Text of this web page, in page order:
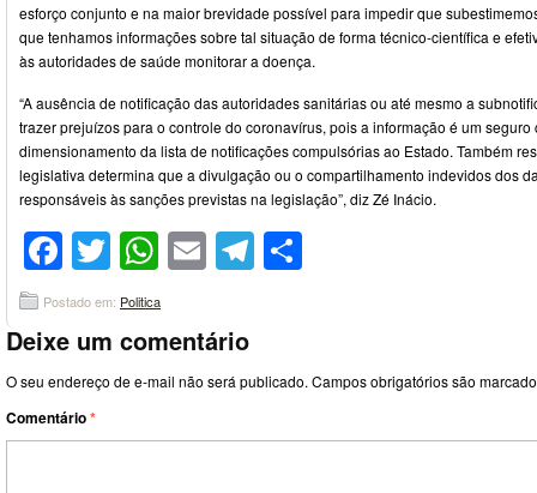
esforço conjunto e na maior brevidade possível para impedir que
que tenhamos informações sobre tal situação de forma técnico-científica e
às autoridades de saúde monitorar a doença.
“A ausência de notificação das autoridades sanitárias ou até mesmo a
trazer prejuízos para o controle do coronavírus, pois a informação é um
dimensionamento da lista de notificações compulsórias ao Estado. Também
legislativa determina que a divulgação ou o compartilhamento indevidos dos
responsáveis às sanções previstas na legislação”, diz Zé Inácio.
Facebook
Twitter
WhatsApp
EmailTelegram
Postado em: Politica
Deixe um comentário
O seu endereço de e-mail não será publicado. Campos obrigatórios são
Comentário*